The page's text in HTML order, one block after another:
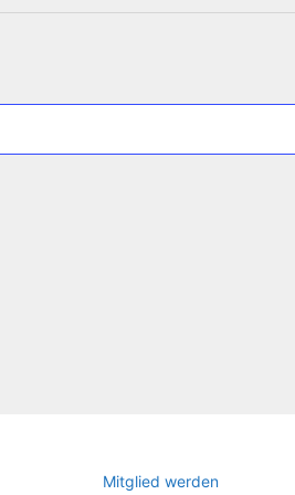
Mit­glied werden